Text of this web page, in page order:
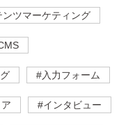
ンツマーケティング
#入力フォーム
#インタビュー